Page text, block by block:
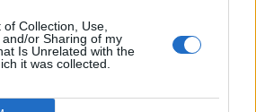
Collection, Use,
or Sharing of my
Is Unrelated with the
it was collected.